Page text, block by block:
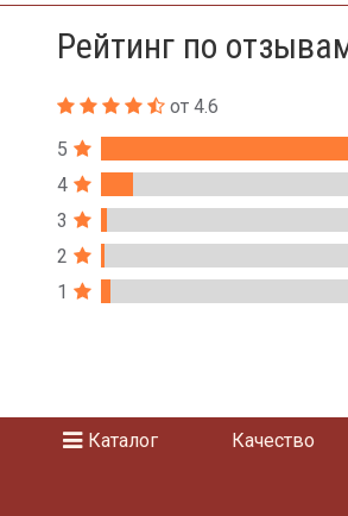
Рейтинг по
от 4.6
5
4
3
2
1
Каталог Качество